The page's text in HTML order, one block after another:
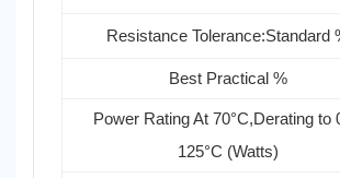
Resistance Tolerance:Standard
Best Practical %
Power Rating At 70°C,Derating to
125°C (Watts)